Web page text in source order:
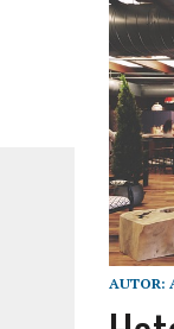
AUTOR: